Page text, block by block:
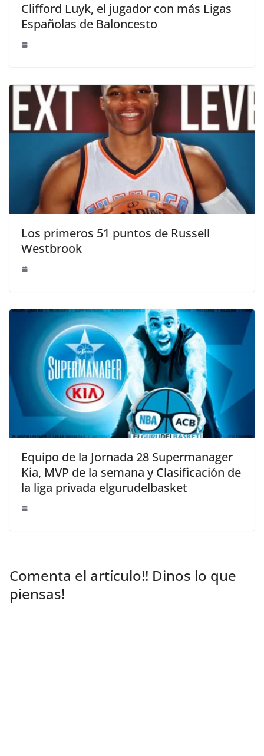
Clifford Luyk, el jugador con más Ligas
Españolas de Baloncesto
Los primeros 51 puntos de Russell
Westbrook
Equipo de la Jornada 28 Supermanager
Kia, MVP de la semana y Clasificación de
la liga privada elgurudelbasket
Comenta el artículo!! Dinos lo que
piensas!